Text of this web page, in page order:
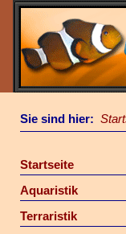
Sie sind hier:
Startseite
Aquaristik
Terraristik